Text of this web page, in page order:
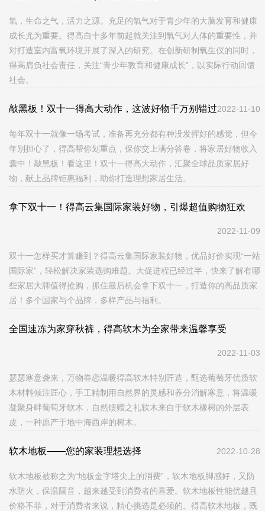
氧，生命之气，活力之源。充足的氧气对于青少年的大脑发育和健康
成长尤为重要。得高自十多年前起就关注到氧气对人体的重要性，并
对打造室内富氧环境开展了深入的研究。在创新研制氧生仪的同时，
得高肩负社会责任，关注“青少年教育和健康成长”，以实际行动回馈
社会。
敲黑板！双十一得高大动作，这波好物千万别错过2022-11-10
每年双十一就像一场考试，准备再充分都有种没发挥好的感觉，但今
年别担心了，得高帮你划重点，保你交上满分答卷，将家居好物收入
囊中！敲黑板！看这里！双十一得高大动作，汇聚全球品质家居好
物，献上品牌钜惠福利，助你打造理想家居生活。
拿下双十一！得高云集国际家装好物，引爆超值购物狂欢
2022-11-09
双十一怎样买才算赚到？得高云集国际家装好物，优品好价实现“一站
国际家”，轻松解决家装选购难题。大促进程已经过半，快来了解有哪
些家居大牌值得抢购，抓住最后机会拿下双十一，打造你的高品质家
居！多个国家与个品牌，多样产品与福利。
全国速冻为家穿秋裤，得高软木为全家带来温馨享受
2022-11-03
瑟瑟寒意袭来，万物眷恋温暖得高软木特别匠造，甄选葡萄牙优质软
木材料倾注匠心，手工精制用自然界的灵感和养分消解寒意，将温暖
凝聚身畔葡萄牙软木，自然馈赠之礼软木来自于软木橡树的外层表
皮，一种原产于地中海西岸的树木。
软木地板——您的家装理想选择 2022-10-28
软木地板被称之为“地板金字塔尖上的消费”，软木地板脚感好，又防
水防火，保温隔音，越来越受到消费者的喜爱。软木地板性能优越且
价格不菲，对于消费者来说，精心挑选是必须的。得高软木地板，既